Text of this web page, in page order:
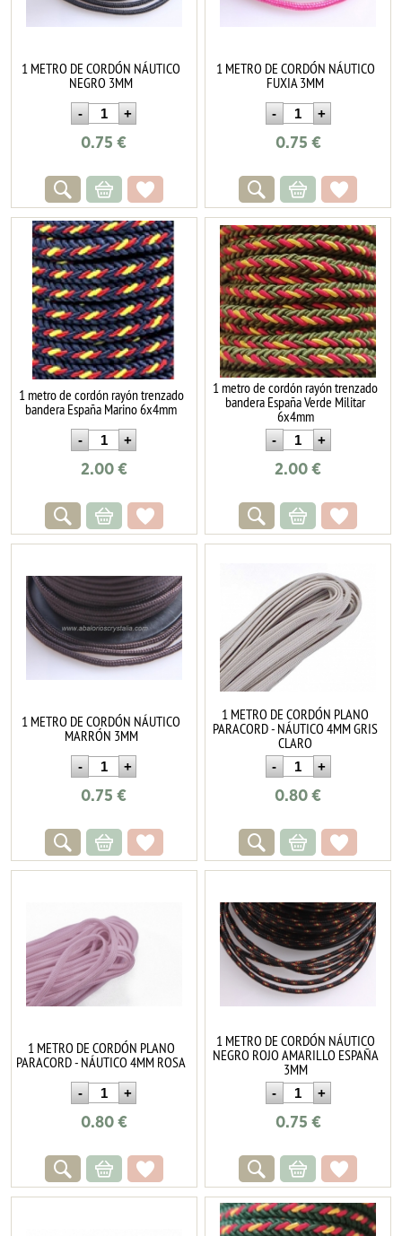
1 METRO DE CORDÓN NÁUTICO
NEGRO 3MM
0.75 €
1 METRO DE CORDÓN NÁUTICO
FUXIA 3MM
0.75 €
1 metro de cordón rayón trenzado
bandera España Marino 6x4mm
2.00€
1 metro de cordón rayón trenzado
bandera España Verde Militar
6x4mm
2.00 €
1 METRO DE CORDÓN NÁUTICO
MARRÓN 3MM
0.75 €
1 METRO DE CORDÓN PLANO
PARACORD - NÁUTICO 4MM GRIS
CLARO
0.80 €
1 METRO DE CORDÓN PLANO
PARACORD - NÁUTICO 4MM ROSA
0.80€
1 METRO DE CORDÓN NÁUTICO
NEGRO ROJO AMARILLO ESPAÑA
3MM
0.75 €